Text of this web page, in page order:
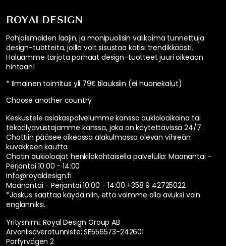
ROYALDESIGN
Pohjoismaiden laajin, ja monipuolisin valikoima tunnettuja
design-tuotteita, joilla voit sisustaa kotisi trendikkäästi.
Haluamme tarjota parhaat design-tuotteet juuri oikeaan
hintaan!
* Ilmainen toimitus yli 79€ tilauksiin (ei huonekalut)
Choose another country
Keskustele asiakaspalvelumme kanssa aukioloaikoina tai
tekoälyavustajamme kanssa, joka on käytettävissä 24/7.
Chattiin pääsee oikeassa alakulmassa olevan vihreän
kuvakkeen kautta.
Chatin aukioloajat henkilökohtaisella palvelulla: Maanantai -
Perjantai 10:00 - 14:00
info@royaldesign.fi
Maanantai - Perjantai 10:00 - 14:00 +358 9 42725022
*Joskus saattaa käydä niin, että voimme olla avuksi vain
englanniksi.
Yritysnimi: Royal Design Group AB
Arvonlisäverotunniste: SE556573-242601
Porfyrvägen 2